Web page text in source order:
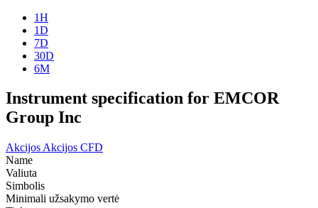
1H
1D
7D
30D
6M
Instrument specification for EMCOR
Group Inc
Akcijos Akcijos CFD
Name
Valiuta
Simbolis
Minimali užsakymo vertė